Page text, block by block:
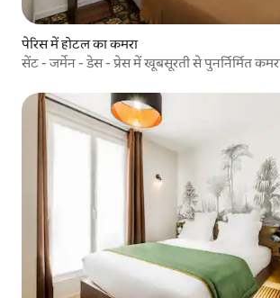
पेरिस में होटल का कमरा
सेंट - जर्मेन - डेस - प्रेस में खूबसूरती से पुनर्निर्मित